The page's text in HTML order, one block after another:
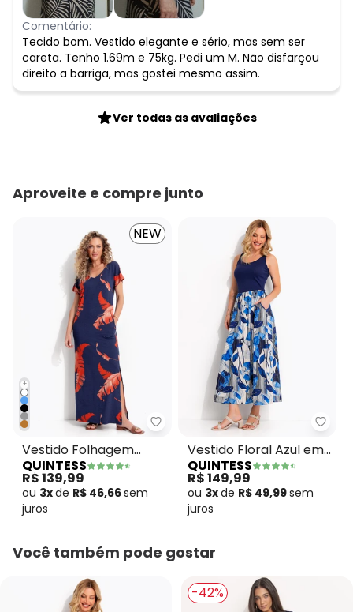
Comentário:
Tecido bom. Vestido elegante e sério, mas sem ser
careta. Tenho 1.69m e 75kg. Pedi um M. Não disfarçou
direito a barriga, mas gostei mesmo assim.
Ver todas as avaliações
Aproveite e compre junto
NEW
+
Quintess - Vestido Folhagem
Vestido Folhagem
Telha em Malha de
Viscose
QUINTESS
R$ 139,99
ou 3xde R$ 46,66sem
juros
Vestido Floral Azul em
Malha Fria
QUINTESS
R$ 149,99
ou 3xde R$ 49,99sem
juros
Você também pode gostar
-42%